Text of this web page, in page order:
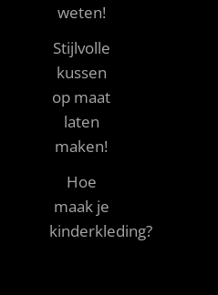
weten!
Stijlvolle
kussen
op maat
laten
maken!
Hoe
maak je
kinderkleding?